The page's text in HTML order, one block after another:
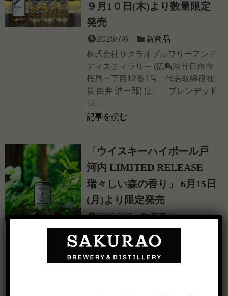
９月1０日(木)より数量限定
発売
2026/7/6
新商品
株式会社サクラオブルワリーアンド
ディスティラリー (広島県廿日市市
桜尾一丁目12番1号、代表取締役社
長 白井 浩一郎) は、「ブレンデッド
ジ...
記事を読む
「ウイスキーハイボール戸
河内 LIMITED RELEASE
瑞々しい森の香り」 6月15日
(月)より限定発売
2026/6/15
新商品
ディスティラリー (広島県廿日市市
桜尾一丁目12番1号、代表取締役社